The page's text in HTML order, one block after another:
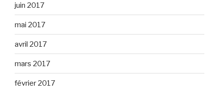
juin 2017
mai 2017
avril 2017
mars 2017
février 2017